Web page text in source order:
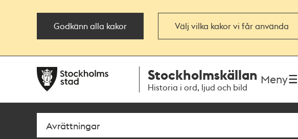
Godkänn alla kakor Välj vilka kakor vi får använda
navigationen
huvudinnehållet
Stockholmskällan
Historia i ord, ljud och bild
Meny
Sök